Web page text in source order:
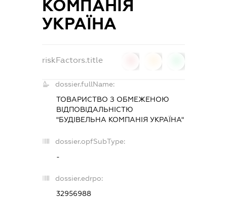
КОМПАНІЯ
УКРАЇНА
riskFactors.title
dossier.fullName:
ТОВАРИСТВО З ОБМЕЖЕНОЮ
ВІДПОВІДАЛЬНІСТЮ
"БУДІВЕЛЬНА КОМПАНІЯ УКРАЇНА"
dossier.opfSubType:
-
dossier.edrpo:
32956988